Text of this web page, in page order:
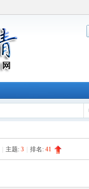
主题: 3 排名: 41